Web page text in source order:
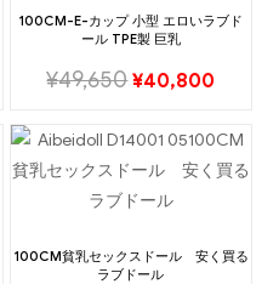
100CM-E-カップ 小型 エロいラブド
ール TPE製 巨乳
¥49,650 ¥40,800
100CM貧乳セックスドール 安く買る
ラブドール